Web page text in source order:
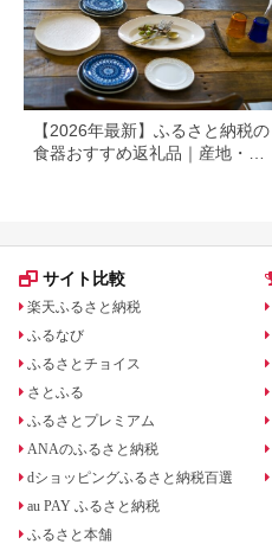
【2026年最新】ふるさと納税の
食器おすすめ返礼品｜産地・寄
サイト比較
楽天ふるさと納税
ふるなび
ふるさとチョイス
さとふる
ふるさとプレミアム
ANAのふるさと納税
dショッピングふるさと納税百選
au PAY ふるさと納税
ふるさと本舗